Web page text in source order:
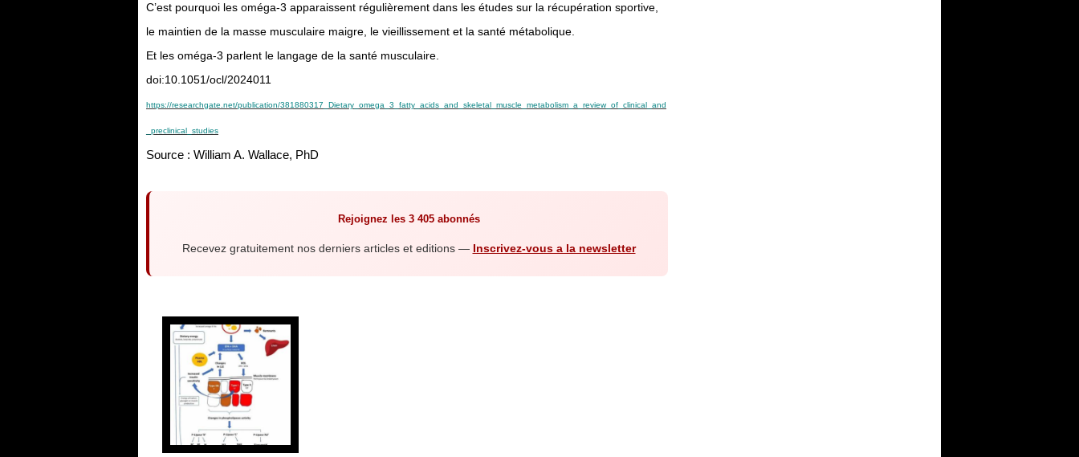
C’est pourquoi les oméga-3 apparaissent régulièrement dans les études sur la récupération sportive,
le maintien de la masse musculaire maigre, le vieillissement et la santé métabolique.
Et les oméga-3 parlent le langage de la santé musculaire.
doi:10.1051/ocl/2024011
https://researchgate.net/publication/381880317_Dietary_omega_3_fatty_acids_and_skeletal_muscle_metabolism_a_review_of_clinical_and
_preclinical_studies
Source : William A. Wallace, PhD
Rejoignez les 3 405 abonnés
Recevez gratuitement nos derniers articles et editions — Inscrivez-vous a la newsletter